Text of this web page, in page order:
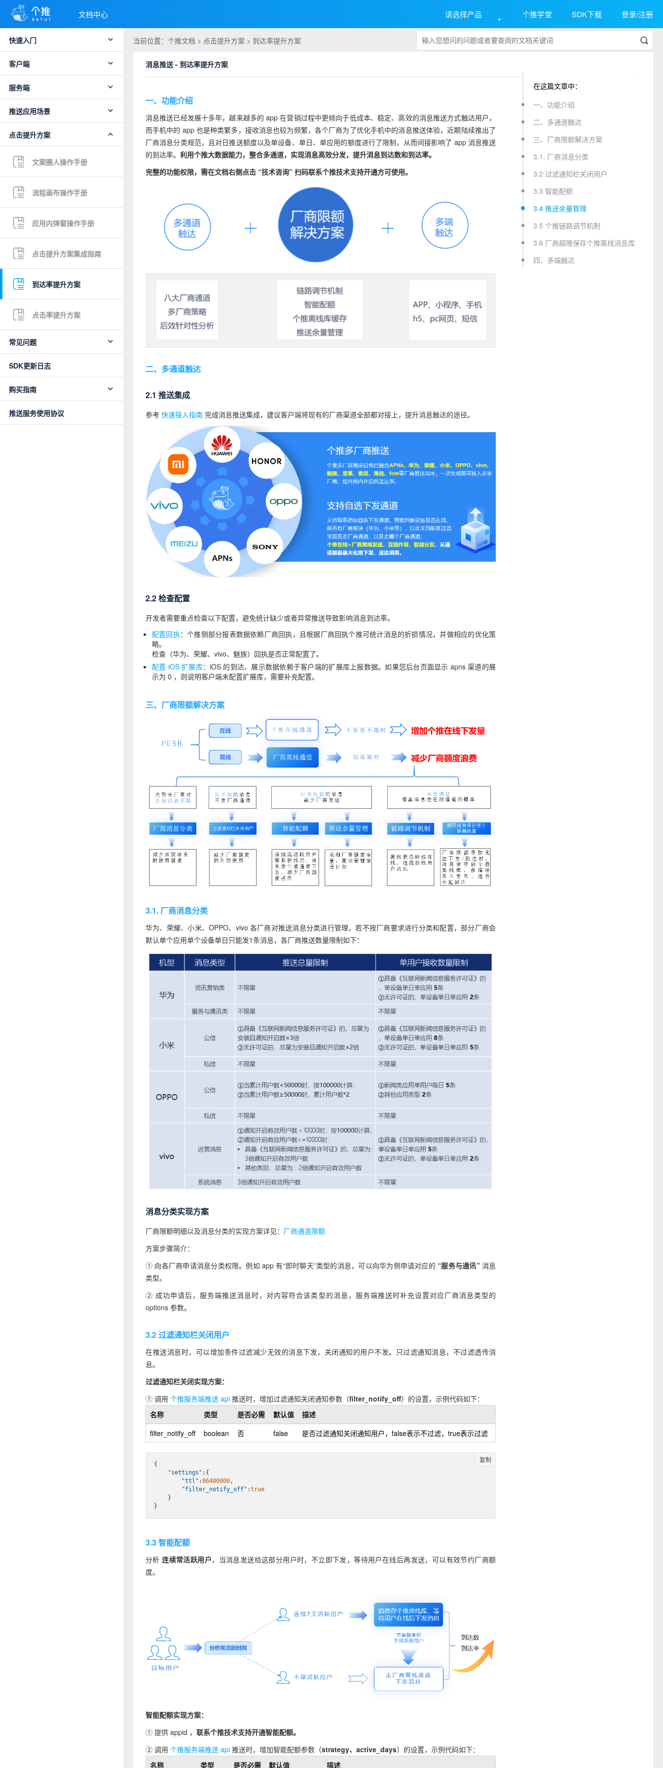
文档中心 登录/注册
SDK下载
个推学堂
请选择产品
快速入门
客户端
服务端
推送应用场景
点击提升方案
文案圈人操作手册
流程画布操作手册
应用内弹窗操作手册
点击提升方案集成指南
到达率提升方案
点击率提升方案
常见问题
SDK更新日志
购买指南
推送服务使用协议
当前位置：个推文档 > 点击提升方案 > 到达率提升方案
消息推送 - 到达率提升方案
一、功能介绍
消息推送已经发展十多年，越来越多的 app 在营销过程中更倾向于低成本、稳定、高效的消息推送方式触达用户，
而手机中的 app 也是种类繁多，接收消息也较为频繁，各个厂商为了优化手机中的消息推送体验，近期陆续推出了
厂商消息分类规范，且对日推送额度以及单设备、单日、单应用的额度进行了限制，从而间接影响了 app 消息推送
的到达率。 利用个推大数据能力，整合多通道，实现消息高效分发，提升消息到达数和到达率。
完整的功能权限，需在文档右侧点击 “技术咨询” 扫码联系个推技术支持开通方可使用。
二、多通道触达
2.1 推送集成
参考 快速接入指南 完成消息推送集成，建议客户端将现有的厂商渠道全部都对接上，提升消息触达的途径。
2.2 检查配置
开发者需要重点检查以下配置，避免统计缺少或者异常推送导致影响消息到达率。
配置回执 ：个推侧部分报表数据依赖厂商回执，且根据厂商回执个推可统计消息的折损情况，并做相应的优化策
略。
检查（华为、荣耀、vivo、魅族）回执是否正常配置了。
配置 iOS 扩展库：iOS 的到达、展示数据依赖于客户端的扩展库上报数据。如果您后台页面显示 apns 渠道的展
示为 0 ，则说明客户端未配置扩展库，需要补充配置。
三、厂商限额解决方案
3.1. 厂商消息分类
华为、荣耀、小米、OPPO、vivo 各厂商对推送消息分类进行管理，若不按厂商要求进行分类和配置，部分厂商会
默认单个应用单个设备单日只能发1条消息，各厂商推送数量限制如下：
消息分类实现方案
厂商限额明细以及消息分类的实现方案详见： 厂商通道限额
方案步骤简介：
① 向各厂商申请消息分类权限。例如 app 有“即时聊天”类型的消息，可以向华为侧申请对应的 “服务与通讯”消息
类型。
② 成功申请后，服务端推送消息时，对内容符合该类型的消息，服务端推送时补充设置对应厂商消息类型的
options 参数。
3.2 过滤通知栏关闭用户
在推送消息时，可以增加条件过滤减少无效的消息下发，关闭通知的用户不发。只过滤通知消息，不过滤透传消
息。
过滤通知栏关闭实现方案：
① 调用 个推服务端推送 api 推送时，增加过滤通知关闭通知参数（filter_notify_off）的设置，示例代码如下：
名称
类型 是否必需 默认值
描述
filter_notify_off
boolean 否 false 是否过滤通知关闭通知用户，false表示不过滤，true表示过滤
{
"settings" :{
"ttl" :86400000,
"filter_notify_off" :true
复制
3.3 智能配额
分析连续常活跃用户，当消息发送给这部分用户时，不立即下发，等待用户在线后再发送，可以有效节约厂商额
度。
智能配额实现方案：
① 提供 appid ， 联系个推技术支持开通智能配额。
② 调用 个推服务端推送 api 推送时，增加智能配额参数（strategy、active_days）的设置，示例代码如下：
名称
类型 是否必需 默认值 描述
在这篇文章中：
一、功能介绍
二、多通道触达
三、厂商限额解决方案
3.1. 厂商消息分类
3.2 过滤通知栏关闭用户
3.3 智能配额
3.4 推送余量管理
3.5 个推链路调节机制
3.6 厂商超限保存个推离线消息库
四、多端触达